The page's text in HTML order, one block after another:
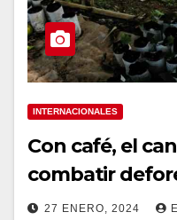
INTERNACIONALES
Con café, el
combatir
27 ENERO, 2024